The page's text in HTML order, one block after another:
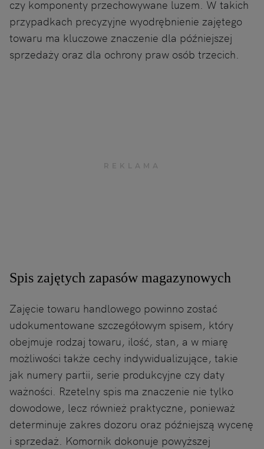
czy komponenty przechowywane luzem. W takich
przypadkach precyzyjne wyodrębnienie zajętego
towaru ma kluczowe znaczenie dla późniejszej
sprzedaży oraz dla ochrony praw osób trzecich.
Spis zajętych zapasów magazynowych
Zajęcie towaru handlowego powinno zostać
udokumentowane szczegółowym spisem, który
obejmuje rodzaj towaru, ilość, stan, a w miarę
możliwości także cechy indywidualizujące, takie
jak numery partii, serie produkcyjne czy daty
ważności. Rzetelny spis ma znaczenie nie tylko
dowodowe, lecz również praktyczne, ponieważ
determinuje zakres dozoru oraz późniejszą wycenę
i sprzedaż. Komornik dokonuje powyższej